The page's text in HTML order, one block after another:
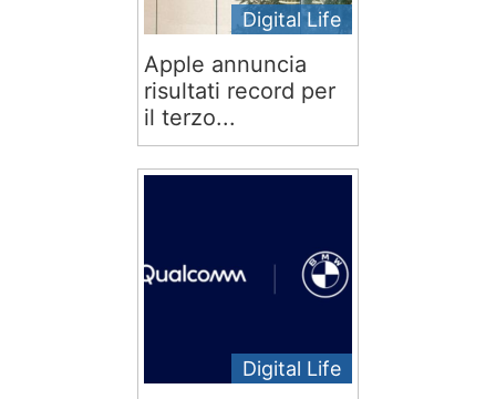
Digital Life
Apple annuncia
risultati record per
il terzo...
Digital Life